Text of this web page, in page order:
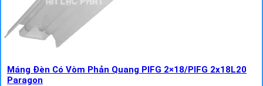
Máng Đèn Có Vòm Phản Quang PIFG 2×18/PIFG 2x18L20
Paragon